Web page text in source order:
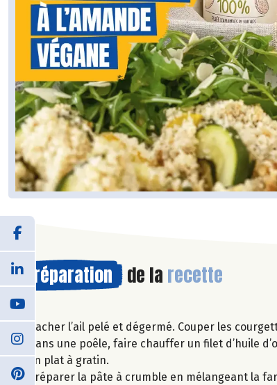
Préparation de la recette
Hacher l’ail pelé et dégermé. Couper les
Dans une poêle, faire chauffer un filet d’huile
un plat à gratin.
Préparer la pâte à crumble en mélangeant la